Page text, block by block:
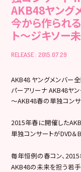
AKB48ヤング
今から作られ
ト～ジキソー
RELEASE : 2015.07.29
AKB48 ヤングメンバー
パーアリーナ AKB48ヤ
～AKB48春の単独コン
2015年春に開催した
単独コンサートがDVD＆
毎年恒例の春コン、
AKB48の未来を担う若